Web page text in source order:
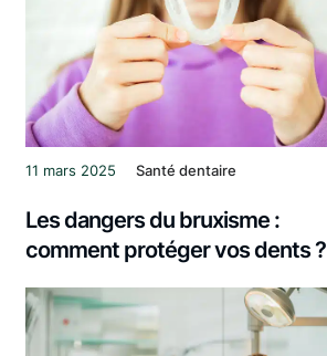
11 mars 2025 Santé dentaire
Les dangers du bruxisme :
comment protéger vos dents ?